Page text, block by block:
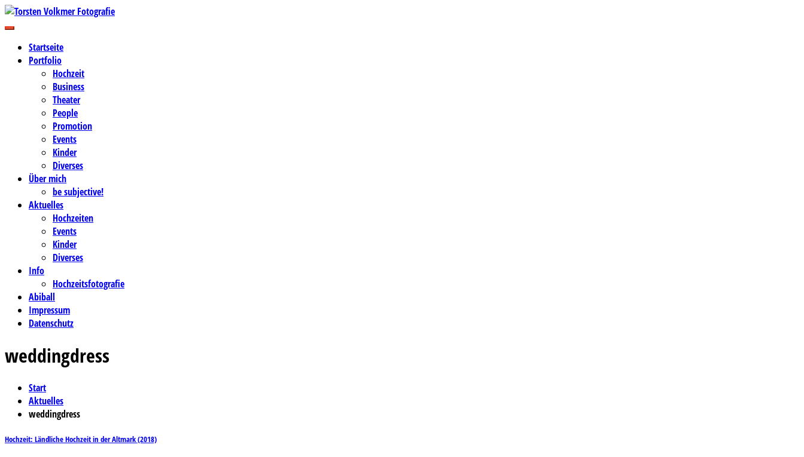
Zum
Inhalt
Torsten Volkmer Fotografie
Business-, Portrait- und Hochzeitsfotografie
Startseite
Portfolio
Hochzeit
Business
Theater
People
Promotion
Events
Kinder
Diverses
Über mich
be subjective!
Aktuelles
Hochzeiten
Events
Kinder
Diverses
Info
Hochzeitsfotografie
Abiball
Impressum
Datenschutz
weddingdress
Start
Aktuelles
weddingdress
Hochzeit: Ländliche Hochzeit in der Altmark (2018)